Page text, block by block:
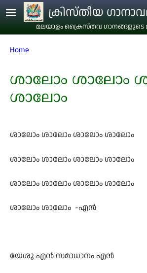
Skip to main content
ക്രിസ്തീയ
മലയാളം ക്രൈസ്തവ ഗാനങ്ങളുടെ
Breadcrumb
Home
ശാലോം ശാലോം
ശാലോം
ശാലോം ശാലോം ശാലോം ശാലോം
ശാലോം ശാലോം ശാലോം ശാലോം
ശാലോം ശാലോം ശാലോം ശാലോം
ശാലോം ശാലോം -എന്‍
യേശു എന്‍ സമാധാനം എന്‍